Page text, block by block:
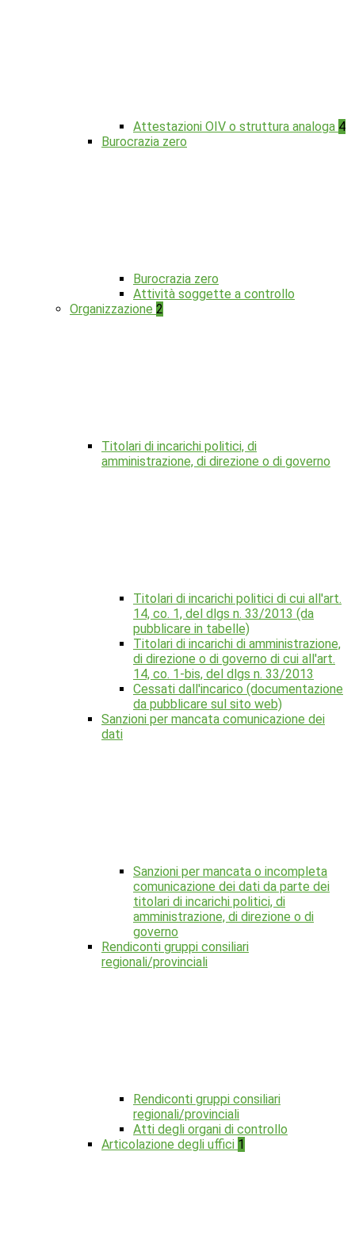
Attestazioni OIV o struttura analoga 4
Burocrazia zero
Burocrazia zero
Attività soggette a controllo
Organizzazione 2
Titolari di incarichi politici, di
amministrazione, di direzione o di governo
Titolari di incarichi politici di cui all'art.
14, co. 1, del dlgs n. 33/2013 (da
pubblicare in tabelle)
Titolari di incarichi di amministrazione,
di direzione o di governo di cui all'art.
14, co. 1-bis, del dlgs n. 33/2013
Cessati dall'incarico (documentazione
da pubblicare sul sito web)
Sanzioni per mancata comunicazione dei
dati
Sanzioni per mancata o incompleta
comunicazione dei dati da parte dei
titolari di incarichi politici, di
amministrazione, di direzione o di
governo
Rendiconti gruppi consiliari
regionali/provinciali
Rendiconti gruppi consiliari
regionali/provinciali
Atti degli organi di controllo
Articolazione degli uffici 1